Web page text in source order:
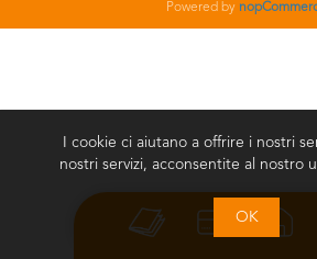
Powered by
I cookie ci aiutano a offrire i nostri
nostri servizi, acconsentite al nostro
OK